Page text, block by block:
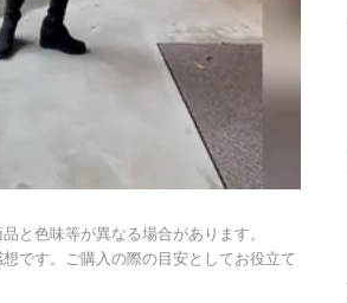
と色味等が異なる場合があります。
です。ご購入の際の目安としてお役立て